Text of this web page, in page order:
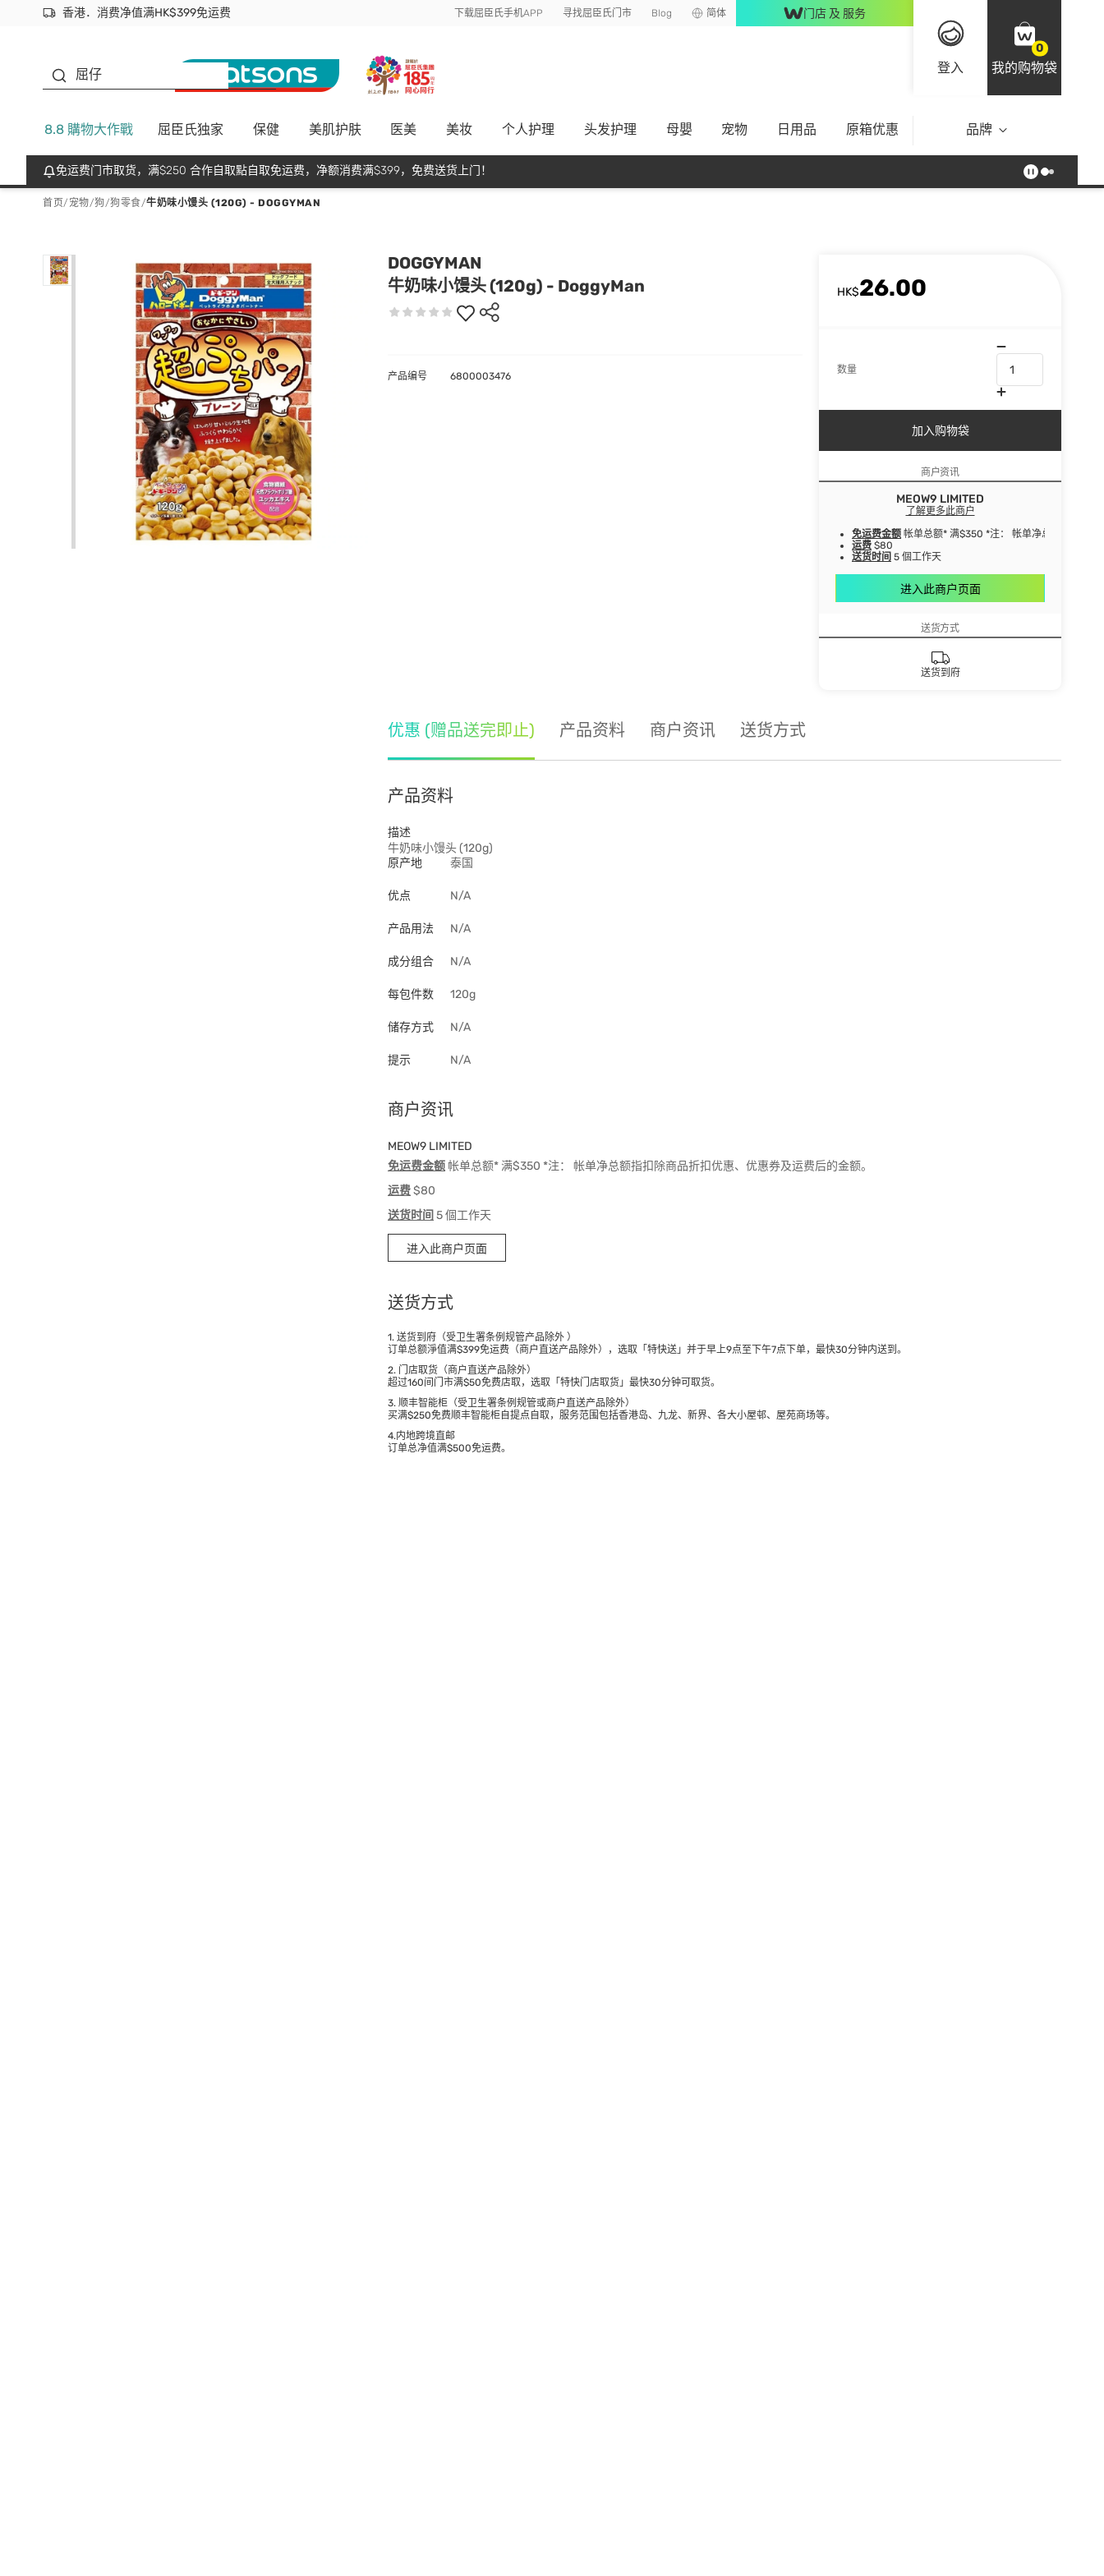
香港．消费净值满HK$399免运费
立即成为易赏钱会员尽享独家优惠
首次APP下单买满$450 输入 NEWAPP 即减$50 下载屈臣氏手机APP 寻找屈臣氏门市 Blog 简体 门店 及 服务
登入
0
我的购物袋
屈仔
8.8 購物大作戰 屈臣氏独家 保健 美肌护肤 医美 美妆 个人护理 头发护理 母嬰 宠物 日用品 原箱优惠 品牌
免运费门市取货，满$250 合作自取點自取免运费，净额消费满$399，免费送货上门！
首页/ 宠物/狗/狗零食/牛奶味小馒头 (120G) - DOGGYMAN
DOGGYMAN
牛奶味小馒头 (120g) - DoggyMan
HK$26.00
数量
加入购物袋
商户资讯
MEOW9 LIMITED
了解更多此商户
免运费金额 帐单总额* 满$350 *注： 帐单净总额指扣除
运费 $80
送货时间 5 個工作天
进入此商户页面
送货方式
送货到府
产品编号 6800003476
优惠 (赠品送完即止) 产品资料 商户资讯 送货方式
产品资料
描述
牛奶味小馒头 (120g)
原产地
泰国
优点 N/A
产品用法 N/A
成分组合 N/A
每包件数 120g
储存方式 N/A
提示 N/A
商户资讯
MEOW9 LIMITED
免运费金额帐单总额* 满$350 *注： 帐单净总额指扣除商品折扣优惠、优惠券及运费后的金额。
运费$80
送货时间 5 個工作天
进入此商户页面
送货方式
1. 送货到府（受卫生署条例规管产品除外 ）
订单总额淨值满$399免运费（商户直送产品除外），选取「特快送」并于早上9点至下午7点下单，最快30分钟内送到​。
2. 门店取货（商户直送产品除外）
超过160间门市满$50免费店取，选取「特快门店取货」最快30分钟可取货。
3. 顺丰智能柜（受卫生署条例规管或商户直送产品除外）
买满$250免费顺丰智能柜自提点自取，服务范围包括香港岛、九龙、新界、各大小屋邨、屋苑商场等。
4.内地跨境直邮
订单总净值满$500免运费。